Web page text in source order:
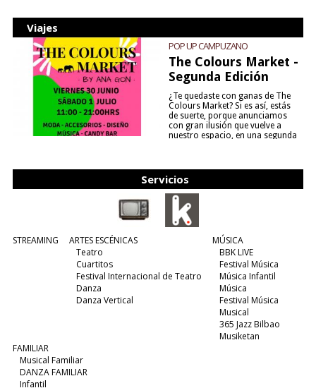
Viajes
POP UP CAMPUZANO
The Colours Market -
Segunda Edición
¿Te quedaste con ganas de The
Colours Market? Si es así, estás
de suerte, porque anunciamos
con gran ilusión que vuelve a
nuestro espacio, en una segunda
Servicios
STREAMING
ARTES ESCÉNICAS
Teatro
Cuartitos
Festival Internacional de Teatro
Danza
Danza Vertical
MÚSICA
BBK LIVE
Festival Música
Música Infantil
Música
Festival Música
Musical
365 Jazz Bilbao
Musiketan
FAMILIAR
Musical Familiar
DANZA FAMILIAR
Infantil